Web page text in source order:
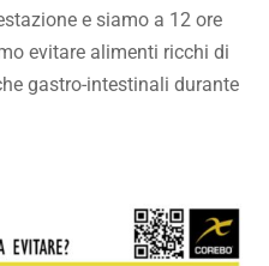
e siamo a 12 ore
evitare alimenti ricchi di
gastro-intestinali durante